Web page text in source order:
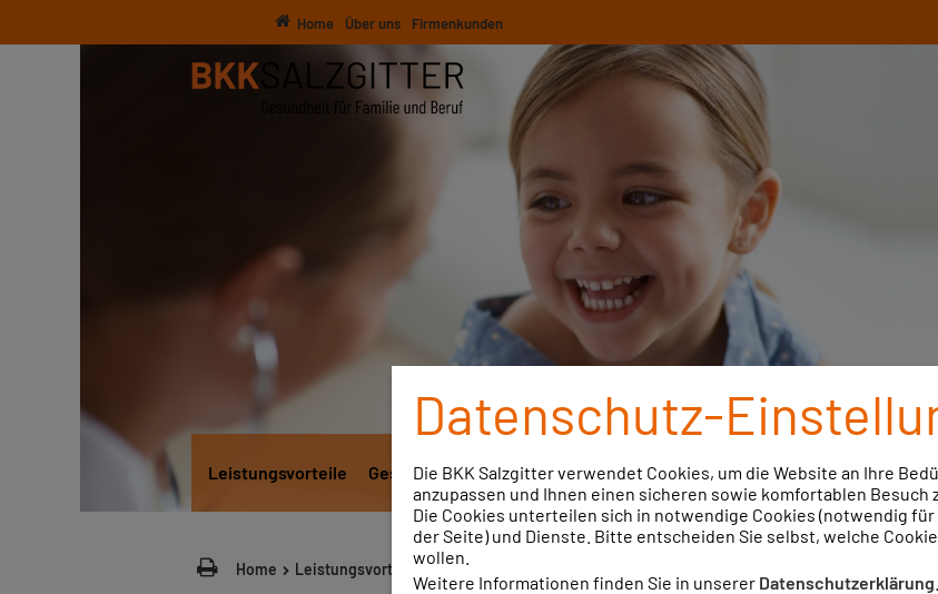
Home Über uns Firmenkunden
Leistungsvorteile Gesundheitsangebote & Bonus BKK MedPlus Services
Home Leistungsvorteile Starke Leistungen von A-Z
Datenschutz-
Die BKK Salzgitter verwendet Cookies, um die Website an Ihre
anzupassen und Ihnen einen sicheren sowie komfortablen Besuch
Die Cookies unterteilen sich in notwendige Cookies (notwendig
der Seite) und Dienste. Bitte entscheiden Sie selbst, welche
wollen.
Weitere Informationen finden Sie in unserer Datenschutzerklärung